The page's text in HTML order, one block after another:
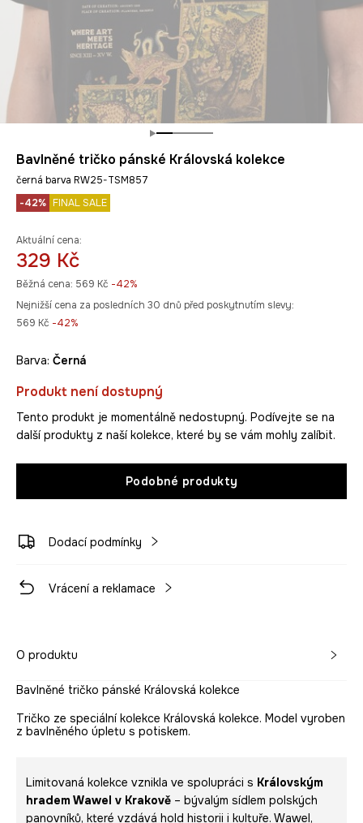
Bavlněné tričko pánské Královská kolekce
černá barva RW25-TSM857
-42% FINAL SALE
Aktuální cena:
329 Kč
Běžná cena: 569 Kč -42%
Nejnižší cena za posledních 30 dnů před poskytnutím slevy:
569 Kč -42%
Barva: černá
Produkt není dostupný
Tento produkt je momentálně nedostupný. Podívejte se na
další produkty z naší kolekce, které by se vám mohly zalíbit.
Podobné produkty
Dodací podmínky
Vrácení a reklamace
O produktu
Bavlněné tričko pánské Královská kolekce
Tričko ze speciální kolekce Královská kolekce. Model vyroben
z bavlněného úpletu s potiskem.
Limitovaná kolekce vznikla ve spolupráci s Královským
hradem Wawel v Krakově – bývalým sídlem polských
panovníků, které vzdává hold historii i kultuře. Wawel,